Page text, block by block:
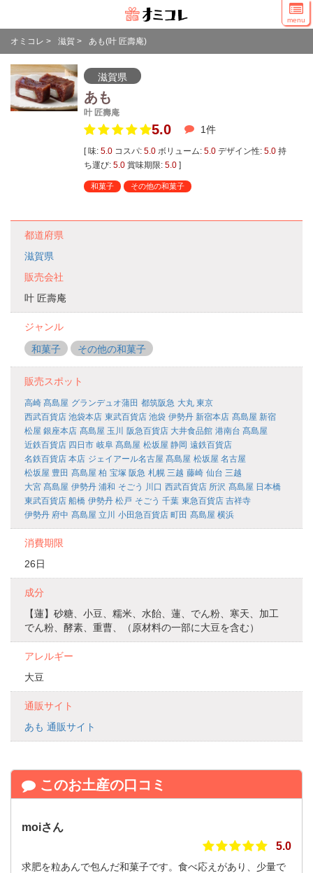
menu
オミコレ > 滋賀 > あも(叶 匠壽庵)
滋賀県
あも
叶 匠壽庵
5.0 1件
[ 味: 5.0コスパ: 5.0ボリューム: 5.0デザイン性: 5.0持
ち運び: 5.0賞味期限: 5.0]
和菓子 その他の和菓子
都道府県
滋賀県
販売会社
叶 匠壽庵
ジャンル
和菓子
その他の和菓子
販売スポット
高崎 髙島屋 グランデュオ蒲田 都筑阪急 大丸 東京
西武百貨店 池袋本店 東武百貨店 池袋 伊勢丹 新宿本店 髙島屋 新宿
松屋 銀座本店 髙島屋 玉川 阪急百貨店 大井食品館 港南台 髙島屋
近鉄百貨店 四日市 岐阜 髙島屋 松坂屋 静岡 遠鉄百貨店
名鉄百貨店 本店 ジェイアール名古屋 髙島屋 松坂屋 名古屋
松坂屋 豊田 髙島屋 柏 宝塚 阪急 札幌 三越 藤崎 仙台 三越
大宮 髙島屋 伊勢丹 浦和 そごう 川口 西武百貨店 所沢 髙島屋 日本橋
東武百貨店 船橋 伊勢丹 松戸 そごう 千葉 東急百貨店 吉祥寺
伊勢丹 府中 髙島屋 立川 小田急百貨店 町田 髙島屋 横浜
消費期限
26日
成分
【蓮】砂糖、小豆、糯米、水飴、蓮、でん粉、寒天、加工
でん粉、酵素、重曹、（原材料の一部に大豆を含む）
アレルギー
大豆
通販サイト
あも 通販サイト
このお土産の口コミ
moiさん
5.0
求肥を粒あんで包んだ和菓子です。食べ応えがあり、少量で